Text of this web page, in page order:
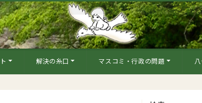
解決の糸口 マスコミ・行政の問題